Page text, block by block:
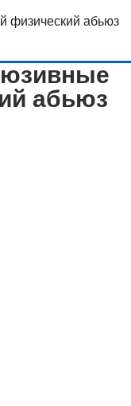
физический абьюз
абьюз